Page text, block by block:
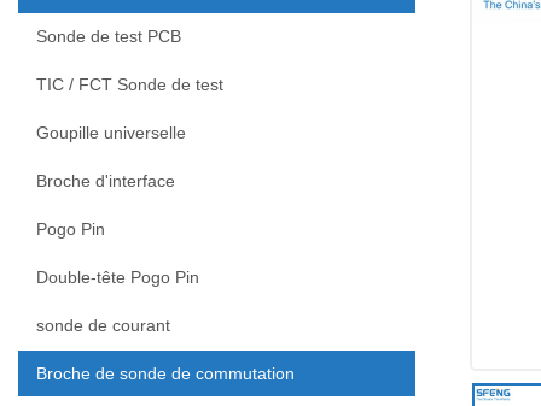
Sonde de test PCB
TIC / FCT Sonde de test
Goupille universelle
Broche d'interface
Pogo Pin
Double-tête Pogo Pin
sonde de courant
Broche de sonde de commutation